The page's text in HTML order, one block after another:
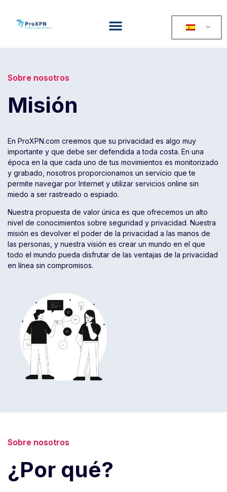
Sobre nosotros
Misión
En ProXPN.com creemos que su privacidad es algo muy
importante y que debe ser defendida a toda costa. En una
época en la que cada uno de tus movimientos es monitorizado
y grabado, nosotros proporcionamos un servicio que te
permite navegar por Internet y utilizar servicios online sin
miedo a ser rastreado o espiado.
Nuestra propuesta de valor única es que ofrecemos un alto
nivel de conocimientos sobre seguridad y privacidad. Nuestra
misión es devolver el poder de la privacidad a las manos de
las personas, y nuestra visión es crear un mundo en el que
todo el mundo pueda disfrutar de las ventajas de la privacidad
en línea sin compromisos.
Sobre nosotros
¿Por qué?